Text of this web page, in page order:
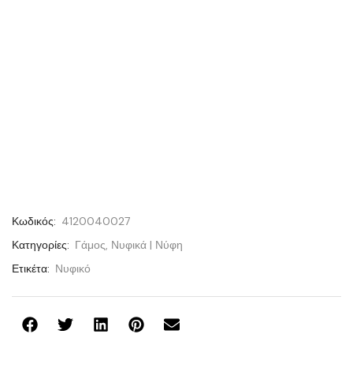
Κωδικός: 4120040027
Κατηγορίες: Γάμος, Νυφικά | Νύφη
Ετικέτα: Νυφικό